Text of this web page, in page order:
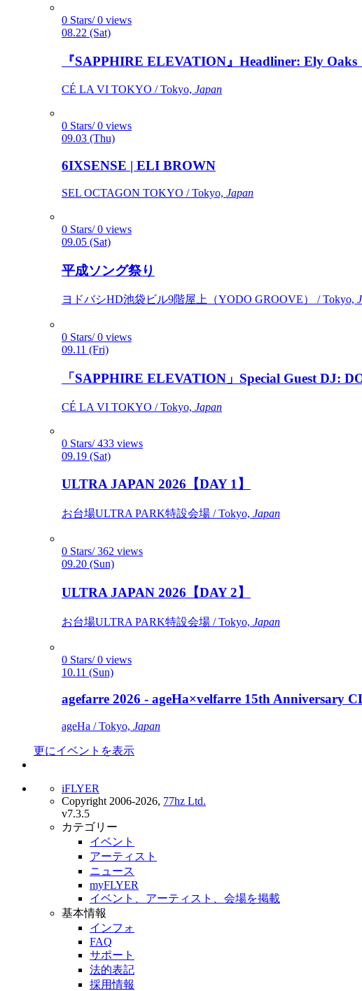
0 Stars/ 0 views
08.22 (Sat)
『SAPPHIRE ELEVATION』Headliner: Ely Oaks
CÉ LA VI TOKYO / Tokyo, Japan
0 Stars/ 0 views
09.03 (Thu)
6IXSENSE | ELI BROWN
SEL OCTAGON TOKYO / Tokyo, Japan
0 Stars/ 0 views
09.05 (Sat)
平成ソング祭り
ヨドバシHD池袋ビル9階屋上（YODO GROOVE） / Tokyo,
0 Stars/ 0 views
09.11 (Fri)
「SAPPHIRE ELEVATION」Special Guest DJ:
CÉ LA VI TOKYO / Tokyo, Japan
0 Stars/ 433 views
09.19 (Sat)
ULTRA JAPAN 2026【DAY 1】
お台場ULTRA PARK特設会場 / Tokyo, Japan
0 Stars/ 362 views
09.20 (Sun)
ULTRA JAPAN 2026【DAY 2】
お台場ULTRA PARK特設会場 / Tokyo, Japan
0 Stars/ 0 views
10.11 (Sun)
agefarre 2026 - ageHa×velfarre 15th Anniversary
ageHa / Tokyo, Japan
更にイベントを表示
iFLYER
Copyright 2006-2026, 77hz Ltd.
v7.3.5
カテゴリー
イベント
アーティスト
ニュース
myFLYER
イベント、アーティスト、会場を掲載
基本情報
インフォ
FAQ
サポート
法的表記
採用情報